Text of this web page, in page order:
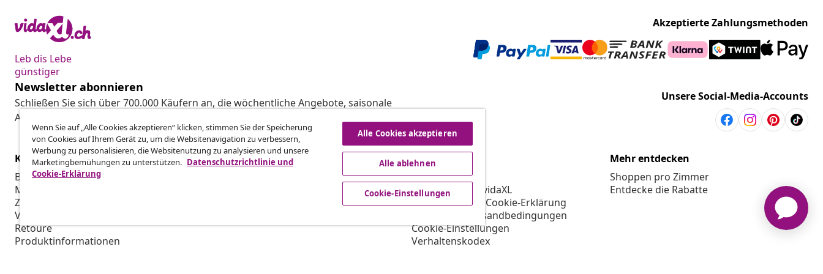
Leb dis Lebe
günstiger
Akzeptierte Zahlungsmethoden
Newsletter abonnieren
Schließen Sie sich über 700.000 Käufern an, die wöchentliche Angebote, saisonale
Aktionen und Neuheiten von vidaXL erhalten.
Unsere Social-Media-Accounts
Kundenservice
Bestellung verfolgen
Mein Konto
Zahlung
Versand & Lieferung
Retoure
Produktinformationen
Business
vidaXL
Über vidaXL
AGB Verkäufer vidaXL
Datenschutz- & Cookie-Erklärung
Priorisierte Versandbedingungen
Cookie-Einstellungen
Verhaltenskodex
Mehr entdecken
Shoppen pro Zimmer
Entdecke die Rabatte
Wenn Sie auf „Alle Cookies akzeptieren“ klicken, stimmen Sie der Speicherung
von Cookies auf Ihrem Gerät zu, um die Websitenavigation zu verbessern,
Werbung zu personalisieren, die Websitenutzung zu analysieren und unsere
Marketingbemühungen zu unterstützen. Datenschutzrichtlinie und
Cookie-Erklärung
Alle Cookies akzeptieren
Alle ablehnen
Cookie-Einstellungen